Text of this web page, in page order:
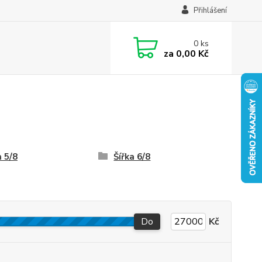
Přihlášení
0ks
za 0,00 Kč
5/8
Šířka 6/8
Do Kč